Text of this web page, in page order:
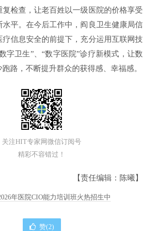
检查，让老百姓以一级医院的价格享受
水平。在今后工作中，阎良卫生健康局信
疗信息安全的前提下，充分运用互联网技
字卫生”、“数字医院”诊疗新模式，让数
路，不断提升群众的获得感、幸福感。
关注HIT专家网微信订阅号
精彩不容错过！
【责任编辑：陈曦】
年医院CIO能力培训班火热招生中
赞(2)